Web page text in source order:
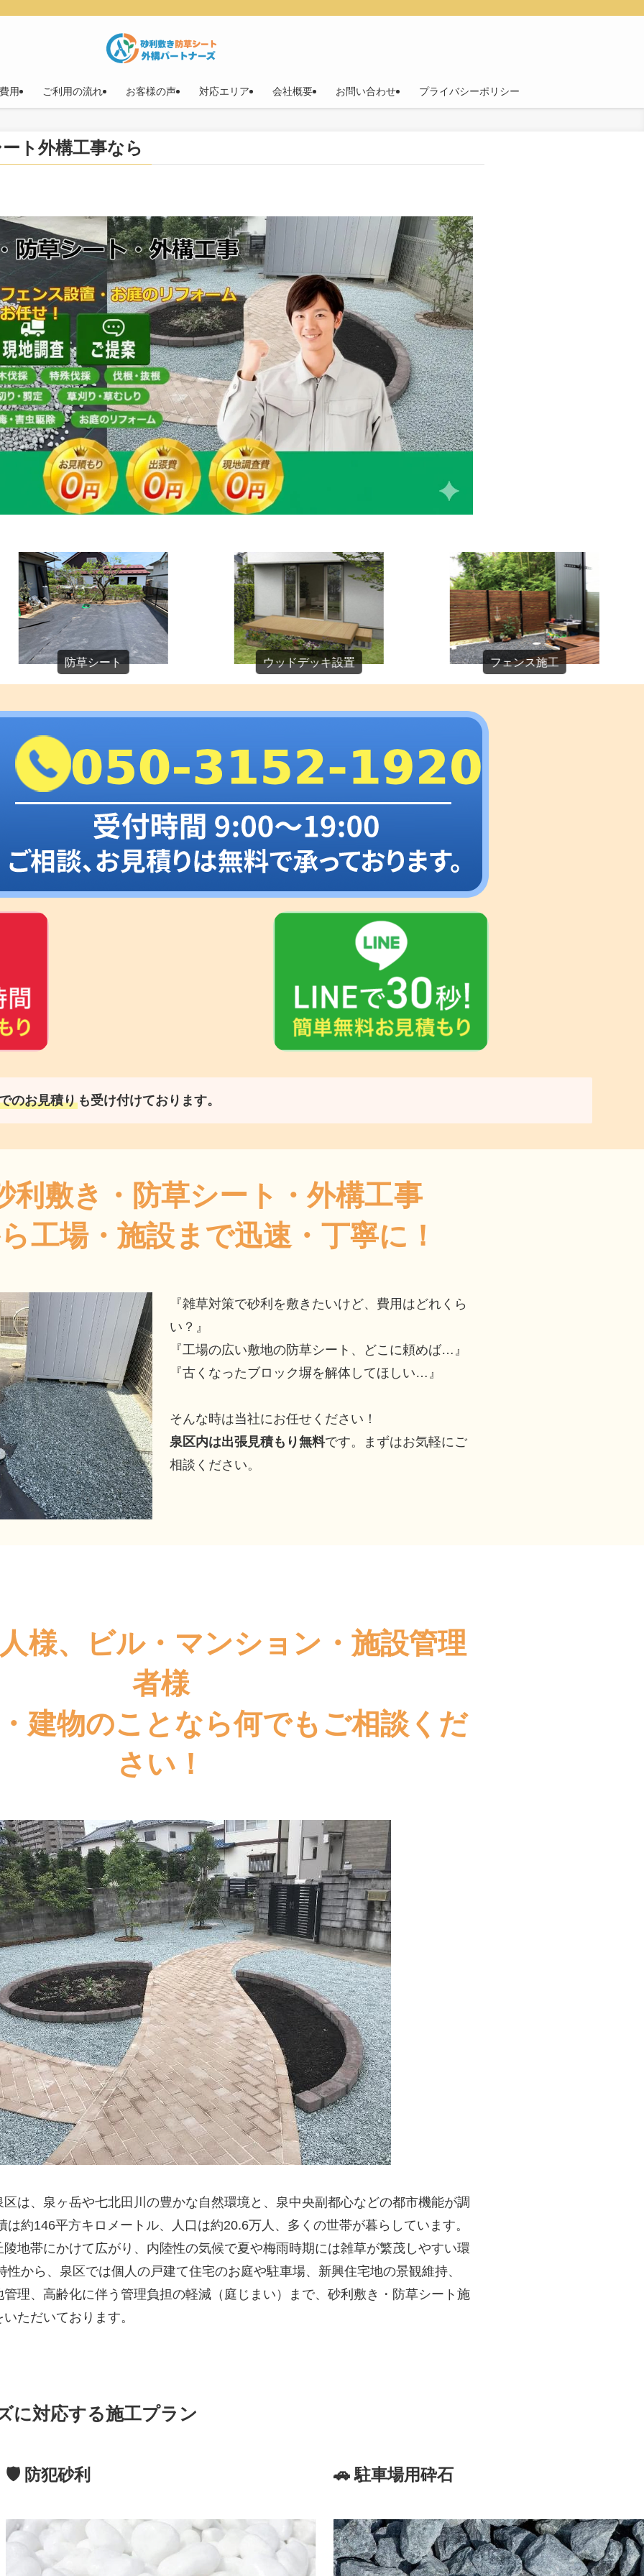
用 ご利用の流れ お客様の声 対応エリア 会社概要 お問い合わせ プライバシーポリシー
ト外構工事なら
防草シート ウッドデッキ設置 フェンス施工
のお見積りも受け付けております。
利敷き・防草シート・外構工事
工場・施設まで迅速・丁寧に！
『雑草対策で砂利を敷きたいけど、費用はどれくら
い？』
『工場の広い敷地の防草シート、どこに頼めば…』
『古くなったブロック塀を解体してほしい…』
そんな時は当社にお任せください！
泉区内は出張見積もり無料です。まずはお気軽にご
相談ください。
様、ビル・マンション・施設管理
者様
建物のことなら何でもご相談くだ
さい！
は、泉ヶ岳や七北田川の豊かな自然環境と、泉中央副都心などの都市機能が調
約146平方キロメートル、人口は約20.6万人、多くの世帯が暮らしています。
地帯にかけて広がり、内陸性の気候で夏や梅雨時期には雑草が繁茂しやすい環
から、泉区では個人の戸建て住宅のお庭や駐車場、新興住宅地の景観維持、
理、高齢化に伴う管理負担の軽減（庭じまい）まで、砂利敷き・防草シート施
ただいております。
に対応する施工プラン
🛡️ 防犯砂利 🚗 駐車場用砕石